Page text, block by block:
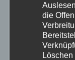
März 2026
Februar 2026
die
Löschen